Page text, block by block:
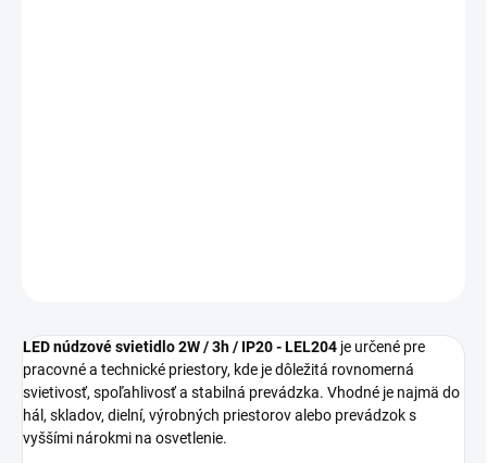
LED núdzové svietidlo 2W / 3h / IP20 - LEL204 je určené pre
pracovné a technické priestory, kde je dôležitá rovnomerná
svietivosť, spoľahlivosť a stabilná prevádzka. Vhodné je najmä do
hál, skladov, dielní, výrobných priestorov alebo prevádzok s
vyššími nárokmi na osvetlenie.